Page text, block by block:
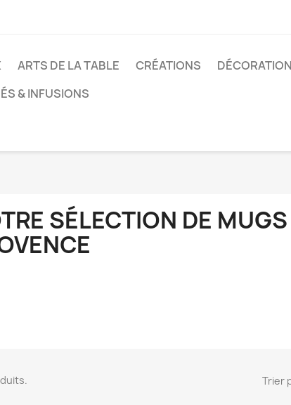
ARTS DE LA TABLE CRÉATIONS DÉCORATION
& INFUSIONS
SÉLECTION DE
Trier